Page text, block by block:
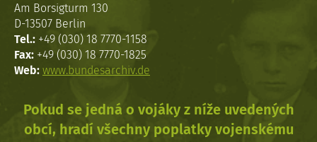
Am Borsigturm 130
D-13507 Berlin
Tel.: +49 (030) 18 7770-1158
Fax: +49 (030) 18 7770-1825
Web: www.bundesarchiv.de
Pokud se jedná o vojáky z níže uvedených
obcí, hradí všechny poplatky vojenskému